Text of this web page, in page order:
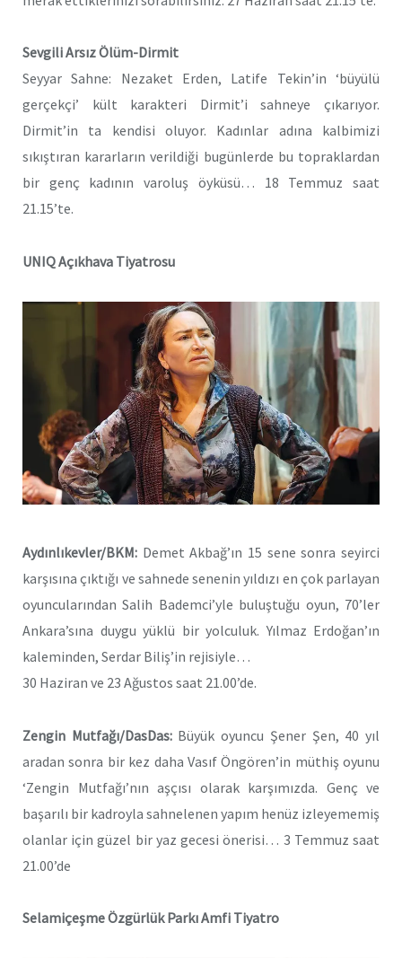
Sevgili Arsız Ölüm-Dirmit
Seyyar Sahne: Nezaket Erden, Latife Tekin’in ‘büyülü
gerçekçi’ kült karakteri Dirmit’i sahneye çıkarıyor.
Dirmit’in ta kendisi oluyor. Kadınlar adına kalbimizi
sıkıştıran kararların verildiği bugünlerde bu topraklardan
bir genç kadının varoluş öyküsü… 18 Temmuz saat
21.15’te.
UNIQ Açıkhava Tiyatrosu
Aydınlıkevler/BKM: Demet Akbağ’ın 15 sene sonra seyirci
karşısına çıktığı ve sahnede senenin yıldızı en çok parlayan
oyuncularından Salih Bademci’yle buluştuğu oyun, 70’ler
Ankara’sına duygu yüklü bir yolculuk. Yılmaz Erdoğan’ın
kaleminden, Serdar Biliş’in rejisiyle…
30 Haziran ve 23 Ağustos saat 21.00’de.
Zengin Mutfağı/DasDas:Büyük oyuncu Şener Şen, 40 yıl
aradan sonra bir kez daha Vasıf Öngören’in müthiş oyunu
‘Zengin Mutfağı’nın aşçısı olarak karşımızda. Genç ve
başarılı bir kadroyla sahnelenen yapım henüz izleyememiş
olanlar için güzel bir yaz gecesi önerisi… 3 Temmuz saat
21.00’de
Selamiçeşme Özgürlük Parkı Amfi Tiyatro